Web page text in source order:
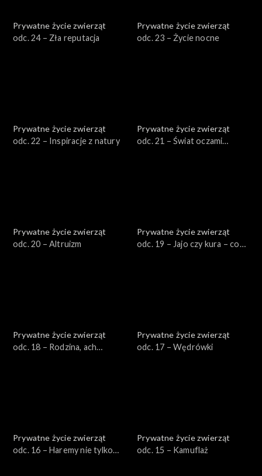
Prywatne życie zwierząt
odc. 24 – Zła reputacja
Prywatne życie zwierząt
odc. 23 – Życie nocne
Prywatne życie zwierząt
odc. 22 – Inspiracje z natury
Prywatne życie zwierząt
odc. 21 – Świat oczami
Prywatne życie zwierząt
odc. 20 – Altruizm
Prywatne życie zwierząt
odc. 19 – Jajo czy kura – co
Prywatne życie zwierząt
odc. 18 – Rodzina, ach
Prywatne życie zwierząt
odc. 17 – Wędrówki
Prywatne życie zwierząt
odc. 16 – Haremy nie tylko
Prywatne życie zwierząt
odc. 15 – Kamuflaż